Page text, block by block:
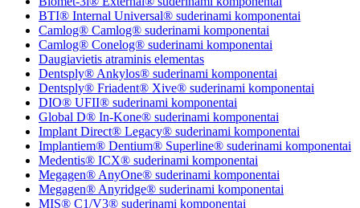
BTI® Internal Universal® suderinami komponentai
Camlog® Camlog® suderinami komponentai
Camlog® Conelog® suderinami komponentai
Daugiavietis atraminis elementas
Dentsply® Ankylos® suderinami komponentai
Dentsply® Friadent® Xive® suderinami komponentai
DIO® UFII® suderinami komponentai
Global D® In-Kone® suderinami komponentai
Implant Direct® Legacy® suderinami komponentai
Implantiem® Dentium® Superline® suderinami komponentai
Medentis® ICX® suderinami komponentai
Megagen® AnyOne® suderinami komponentai
Megagen® Anyridge® suderinami komponentai
MIS® C1/V3® suderinami komponentai